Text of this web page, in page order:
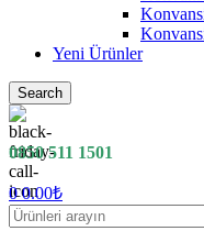
Yeni Ürünler
Search
0850 511 1501
00.00₺